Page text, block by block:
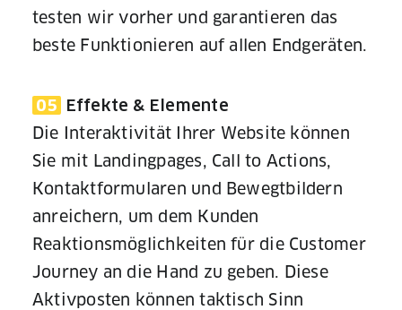
testen wir vorher und garantieren das
beste Funktionieren auf allen Endgeräten.
05 Effekte & Elemente
Die Interaktivität Ihrer Website können
Sie mit Landingpages, Call to Actions,
Kontaktformularen und Bewegtbildern
anreichern, um dem Kunden
Reaktionsmöglichkeiten für die Customer
Journey an die Hand zu geben. Diese
Aktivposten können taktisch Sinn